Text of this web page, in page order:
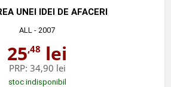
UNEI IDEI DE AFACERI
ALL - 2007
25,48 lei
PRP: 34,90 lei
stoc indisponibil